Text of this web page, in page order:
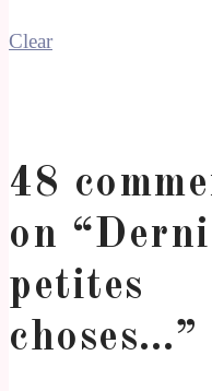
Clear
48
on “
petites
choses…”